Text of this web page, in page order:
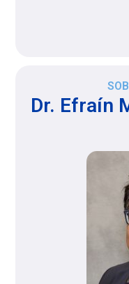
Dr. Efraín